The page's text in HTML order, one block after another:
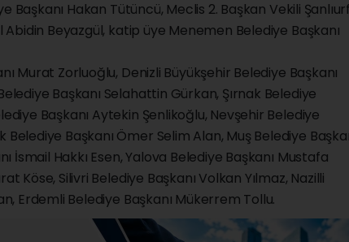
Başkanı Hakan Tütüncü, Meclis 2. Başkan Vekili
Abidin Beyazgül, katip üye Menemen Belediye Başkanı
Murat Zorluoğlu, Denizli Büyükşehir Belediye Başkanı
Başkanı Selahattin Gürkan, Şırnak Belediye
Başkanı Aytekin Şenlikoğlu, Nevşehir Belediye
Başkanı Ömer Selim Alan, Muş Belediye
İsmail Hakkı Esen, Yalova Belediye Başkanı Mustafa
Köse, Silivri Belediye Başkanı Volkan Yılmaz, Nazilli
Erdemli Belediye Başkanı Mükerrem Tollu.